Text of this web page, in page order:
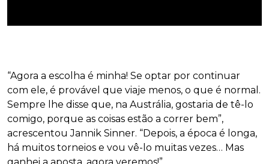
“Agora a escolha é minha! Se optar por continuar
com ele, é provável que viaje menos, o que é normal.
Sempre lhe disse que, na Austrália, gostaria de tê-lo
comigo, porque as coisas estão a correr bem”,
acrescentou Jannik Sinner. “Depois, a época é longa,
há muitos torneios e vou vê-lo muitas vezes… Mas